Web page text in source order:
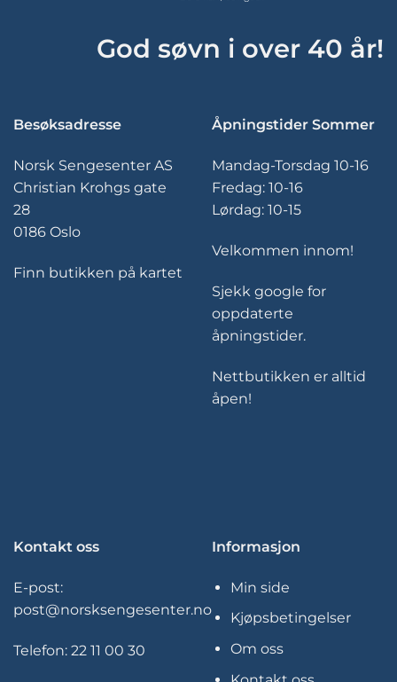
produktsiden
God søvn i over 40 år!
Besøksadresse
Norsk Sengesenter AS
Christian Krohgs gate
28
0186 Oslo
Finn butikken på kartet
Åpningstider Sommer
Mandag-Torsdag 10-16
Fredag: 10-16
Lørdag: 10-15
Velkommen innom!
Sjekk google for
oppdaterte
åpningstider.
Nettbutikken er alltid
åpen!
Kontakt oss
E-post:
post@norsksengesenter.no
Telefon: 22 11 00 30
Informasjon
Min side
Kjøpsbetingelser
Om oss